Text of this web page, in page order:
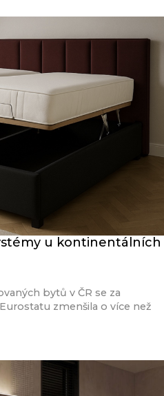
u kontinentálních
bytů v ČR se za
zmenšila o více než